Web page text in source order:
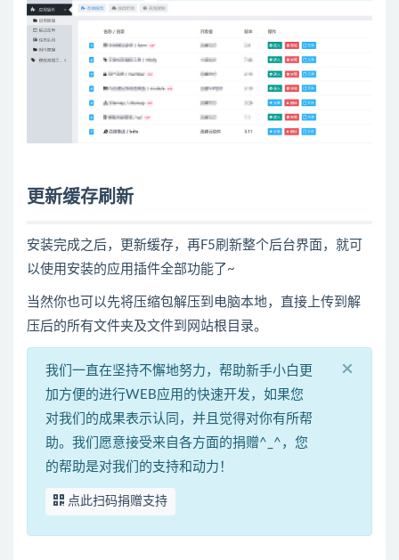
更新缓存刷新
安装完成之后，更新缓存，再F5刷新整个后台界面，就可
以使用安装的应用插件全部功能了~
当然你也可以先将压缩包解压到电脑本地，直接上传到解
压后的所有文件夹及文件到网站根目录。
我们一直在坚持不懈地努力，帮助新手小白更
加方便的进行WEB应用的快速开发，如果您
对我们的成果表示认同，并且觉得对你有所帮
助。我们愿意接受来自各方面的捐赠^_^，您
的帮助是对我们的支持和动力！
×
点此扫码捐赠支持